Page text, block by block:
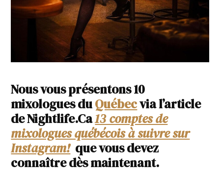
Nous vous présentons 10
mixologues duQuébecvia l’article
de Nightlife.Ca13 comptes de
mixologues québécois à suivre sur
Instagram!que vous devez
connaître dès maintenant.